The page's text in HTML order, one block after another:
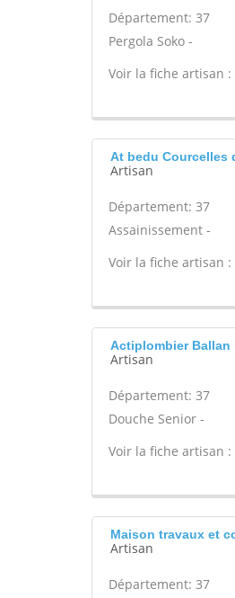
Département: 37
Pergola Soko -
Voir la fiche artisan :
At bedu Courcelles
Artisan
Département: 37
Assainissement -
Voir la fiche artisan :
Actiplombier Ballan
Artisan
Département: 37
Douche Senior -
Voir la fiche artisan :
Maison travaux et
Artisan
Département: 37